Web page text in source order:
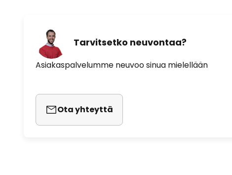
Tarvitsetko neuvontaa?
Asiakaspalvelumme neuvoo sinua mielellään
Ota yhteyttä